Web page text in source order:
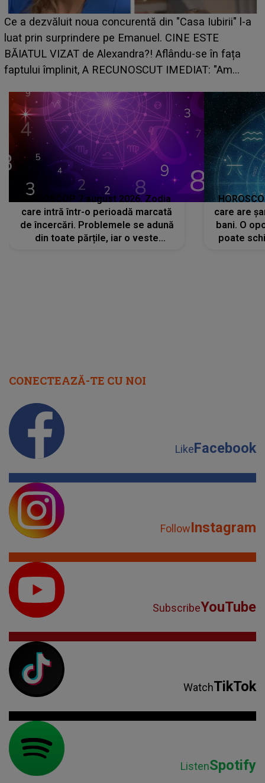
HOROSCOP de weekend, 8-9 august 2026. Zodia
care riscă să rămână fără bani. O decizie luată în
grabă îi aduce pierderi semnificative și îi dă toate
planurile peste cap
HOROSCOP 7 august 2026. Zodia
care intră într-o perioadă marcată
de încercări. Problemele se adună
din toate părțile, iar o veste
care are
bani. O
poate
CONECTEAZĂ-TE CU NOI
LikeFacebook
FollowInstagram
SubscribeYouTube
WatchTikTok
ListenSpotify